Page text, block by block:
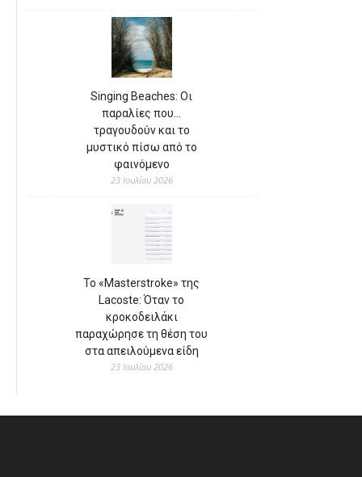
Singing Beaches: Οι
παραλίες που…
τραγουδούν και το
μυστικό πίσω από το
φαινόμενο
23 Ιουλίου 2026
Το «Masterstroke» της
Lacoste: Όταν το
κροκοδειλάκι
παραχώρησε τη θέση του
στα απειλούμενα είδη
23 Ιουλίου 2026